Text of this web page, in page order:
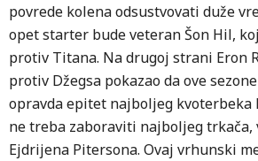
povrede kolena odsustvovati duže
opet starter bude veteran Šon Hil,
protiv Titana. Na drugoj strani Eron
protiv Džegsa pokazao da ove
opravda epitet najboljeg kvoterbeka
ne treba zaboraviti najboljeg trkača,
Ejdrijena Pitersona. Ovaj vrhunski